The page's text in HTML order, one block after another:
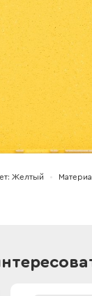
Желтый